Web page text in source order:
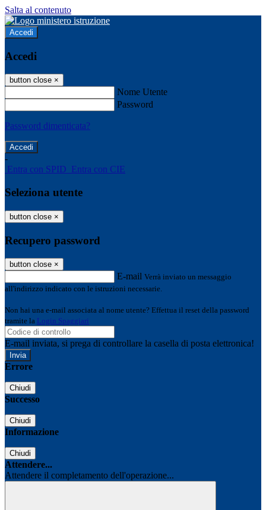
Salta al contenuto
Accedi
Accedi
button close ×
Nome Utente
Password
Password dimenticata?
-
Entra con SPID Entra con CIE
Seleziona utente
button close ×
Recupero password
button close ×
E-mail Verrà inviato un messaggio
all'indirizzo indicato con le istruzioni necessarie.
Non hai una e-mail associata al nome utente? Effettua il reset della password
tramite la Login Spaggiari
E-mail inviata, si prega di controllare la casella di posta elettronica!
Errore
Chiudi
Successo
Chiudi
Informazione
Chiudi
Attendere...
Attendere il completamento dell'operazione...